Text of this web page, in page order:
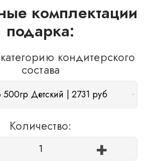
комплектации
подарка:
кондитерского
состава
Детский | 2731 руб
Количество:
+